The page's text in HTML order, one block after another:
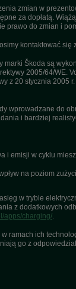
zmian w
za dopłatą.
prawo do zmian i
kontaktować się
Škoda są
2005/64/WE.
z 20 stycznia 2005
wprowadzane do
i bardziej
i emisji w cyklu
na poziom
w trybie
z dodatkowych
apps/charging/.
w ramach ich
go z